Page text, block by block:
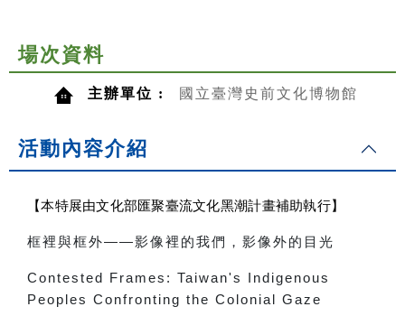
場次資料
主辦單位 : 國立臺灣史前文化博物館
活動內容介紹
【本特展由文化部匯聚臺流文化黑潮計畫補助執行】
框裡與框外——影像裡的我們，影像外的目光
Contested Frames: Taiwan's Indigenous
Peoples Confronting the Colonial Gaze